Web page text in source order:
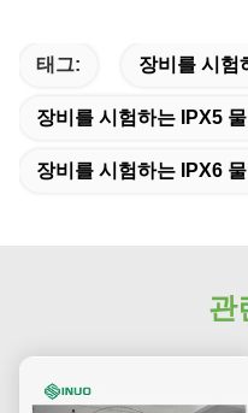
태그: 장비를 시험
장비를 시험하는 IPX5
장비를 시험하는 IPX6
관